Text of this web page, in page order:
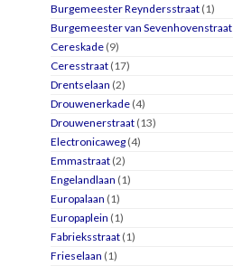
Burgemeester Reyndersstraat (1)
Burgemeester van Sevenhovenstraat
Cereskade (9)
Ceresstraat (17)
Drentselaan (2)
Drouwenerkade (4)
Drouwenerstraat (13)
Electronicaweg (4)
Emmastraat (2)
Engelandlaan (1)
Europalaan (1)
Europaplein (1)
Fabrieksstraat (1)
Frieselaan (1)